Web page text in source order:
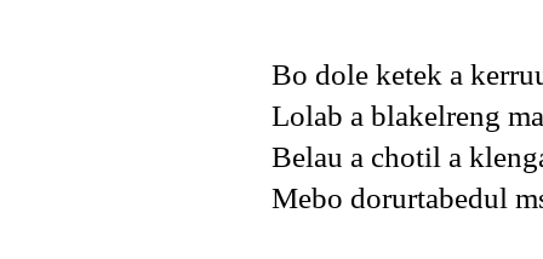
Bo dole ketek a
Lolab a blakelreng
Belau a chotil a
Mebo dorurtabedul